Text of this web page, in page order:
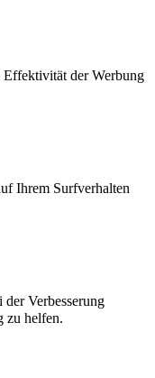
Effektivität der Werbung
Ihrem Surfverhalten
Verbesserung
zu helfen.